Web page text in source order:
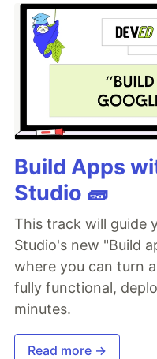
Build Apps
Studio 🧱
This track will guide
Studio's new "Build
where you can turn
fully functional,
minutes.
Read more →